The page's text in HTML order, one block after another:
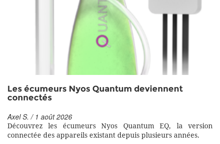
Les écumeurs Nyos Quantum deviennent
connectés
Axel S. / 1 août 2026
Découvrez les écumeurs Nyos Quantum EQ, la version
connectée des appareils existant depuis plusieurs années.